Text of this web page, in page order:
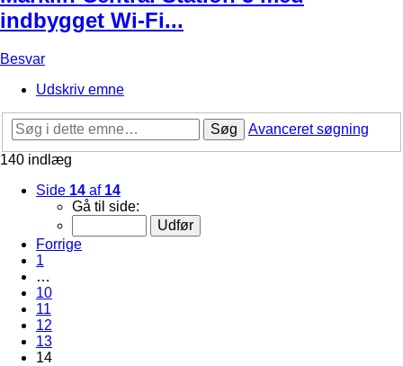
indbygget Wi-Fi...
Besvar
Udskriv emne
Søg
Avanceret søgning
140 indlæg
Side 14 af 14
Gå til side:
Forrige
1
…
10
11
12
13
14